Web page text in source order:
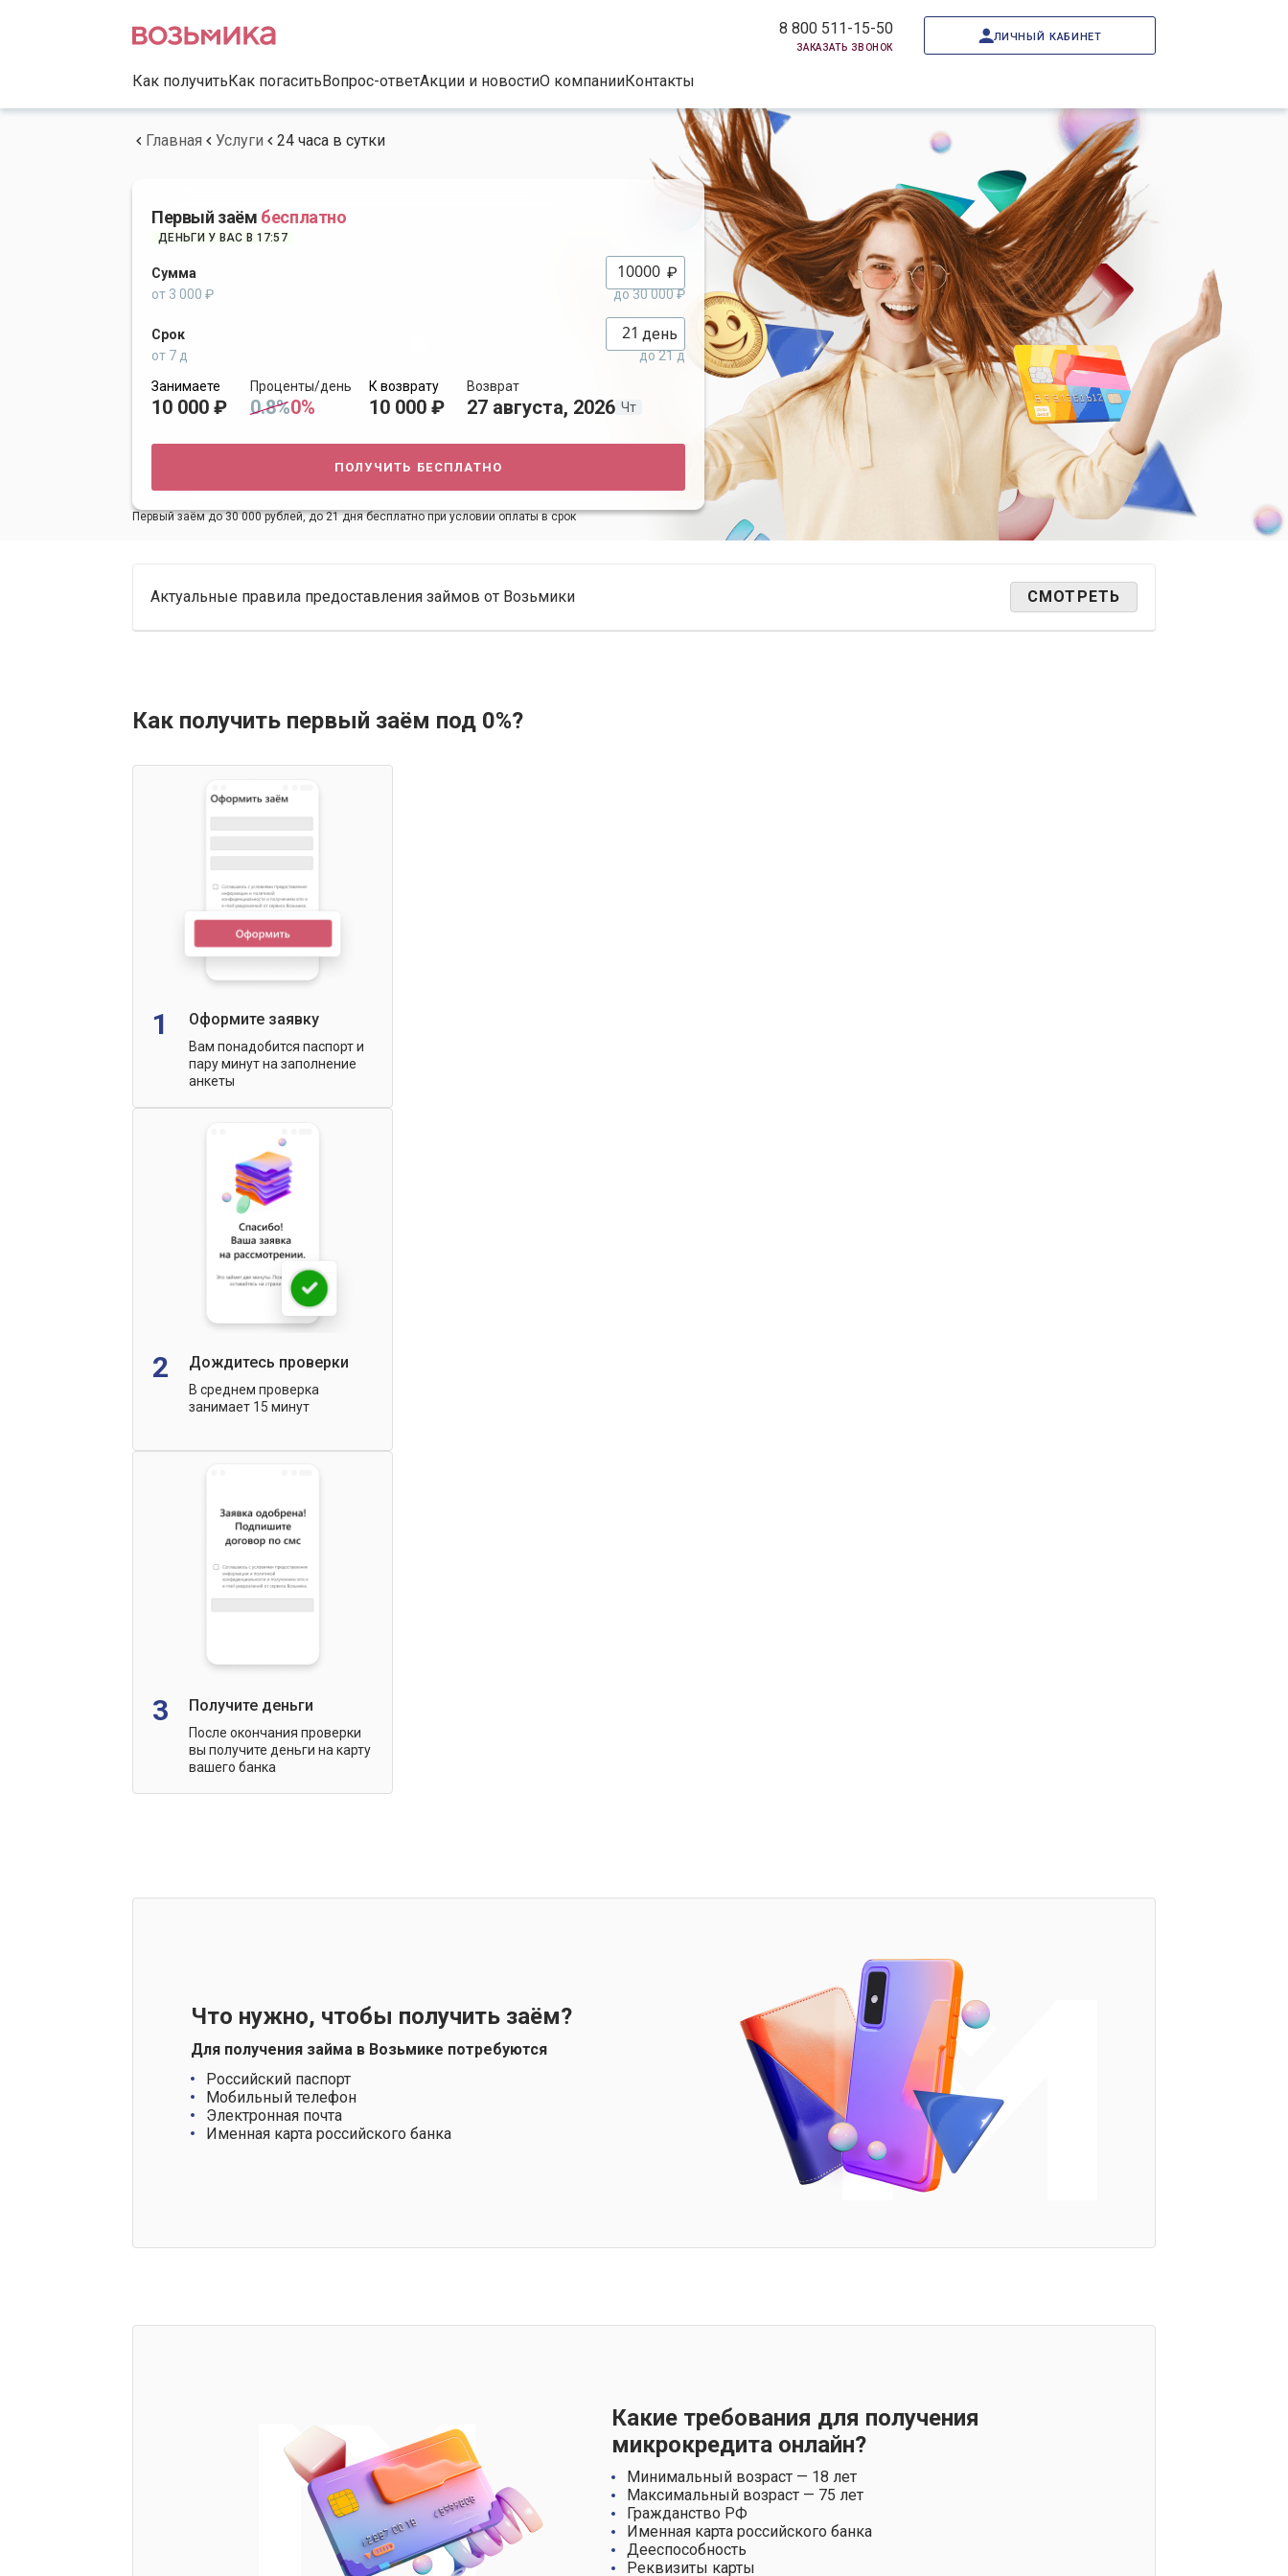
8 800 511-15-50
заказать звонок
личный кабинет
Как получитьКак погаситьВопрос-ответАкции и новостиО компанииКонтакты
Главная Услуги 24 часа в сутки
Первый заём бесплатно
ДЕНЬГИ У ВАС В 17:57
Сумма ₽
от 3 000 ₽ до 30 000 ₽
Срок день
от 7 д
до 21 д
Занимаете
10 000 ₽
Проценты/день
0.8%0%
К возврату
10 000 ₽
Возврат
27 августа, 2026 Чт
получить бесплатно
Первый заём до 30 000 рублей, до 21 дня бесплатно при условии оплаты в срок
Актуальные правила предоставления займов от Возьмики СМОТРЕТЬ
Как получить первый заём под 0%?
1 Оформите заявку
Вам понадобится паспорт и
пару минут на заполнение
анкеты
2 Дождитесь проверки
В среднем проверка
занимает 15 минут
3 Получите деньги
После окончания проверки
вы получите деньги на карту
вашего банка
Что нужно, чтобы получить заём?
Для получения займа в Возьмике потребуются
Российский паспорт
Мобильный телефон
Электронная почта
Именная карта российского банка
Какие требования для получения
микрокредита онлайн?
Минимальный возраст — 18 лет
Максимальный возраст — 75 лет
Гражданство РФ
Именная карта российского банка
Дееспособность
Реквизиты карты